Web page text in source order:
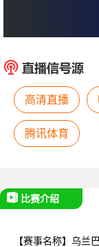
乌兰巴托
高清直播
腾讯体育
比赛介绍
【赛事名称】 乌兰